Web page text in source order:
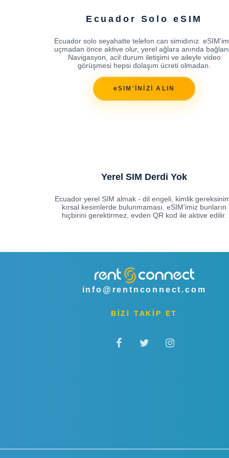
Ecuador Solo eSIM
Ecuador solo seyahatte telefon can simidınız.
uçmadan önce aktive olur, yerel ağlara anında
Navigasyon, acil durum iletişimi ve aileyle video
görüşmesi hepsi dolaşım ücreti olmadan.
eSIM'İNİZİ ALIN
Yerel SIM Derdi Yok
Ecuador yerel SIM almak - dil engeli, kimlik
kırsal kesimlerde bulunmaması. eSIM'imiz bunların
hiçbirini gerektirmez, evden QR kod ile aktive edilir.
info@rentnconnect.com
BİZİ TAKİP ET